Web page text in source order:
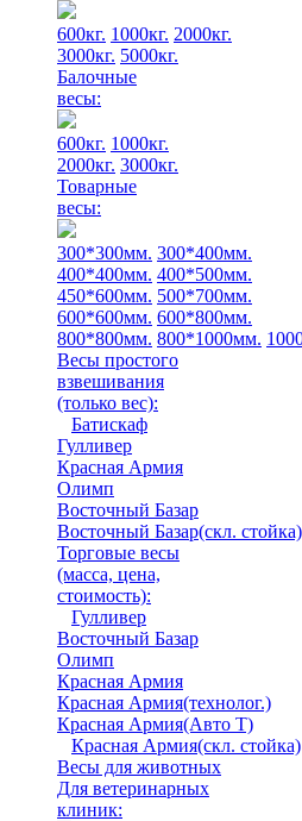
600кг. 1000кг. 2000кг.
3000кг. 5000кг.
Балочные
весы:
600кг. 1000кг.
2000кг. 3000кг.
Товарные
весы:
300*300мм. 300*400мм.
400*400мм. 400*500мм.
450*600мм. 500*700мм.
600*600мм. 600*800мм.
800*800мм. 800*1000мм.
Весы простого
взвешивания
(только вес):
Батискаф
Гулливер
Красная Армия
Олимп
Восточный Базар
Восточный Базар(скл. стойка)
Торговые весы
(масса, цена,
стоимость):
Гулливер
Восточный Базар
Олимп
Красная Армия
Красная Армия(технолог.)
Красная Армия(Авто Т)
Красная Армия(скл. стойка)
Весы для животных
Для ветеринарных
клиник: